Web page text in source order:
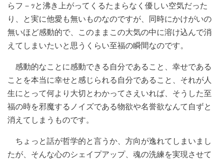
らフ－ｯと沸き上がってくるたまらなく優しい空気だった
り、と実に他愛も無いものなのですが、同時にかけがいの
無いほど感動的で、このままこの大気の中に溶け込んで消
えてしまいたいと思うくらい至福の瞬間なのです。
感動的なことに感動できる自分であること、幸せである
ことを本当に幸せと感じられる自分であること、それが人
生にとって何より大切とわかってさえいれば、そうした至
福の時を邪魔するノイズである物欲や名誉欲なんて自ずと
消えてしまうものです。
ちょっと話が哲学的と言うか、方向が逸れてしまいまし
たが、そんな心のシェイプアップ、魂の洗練を実現させて